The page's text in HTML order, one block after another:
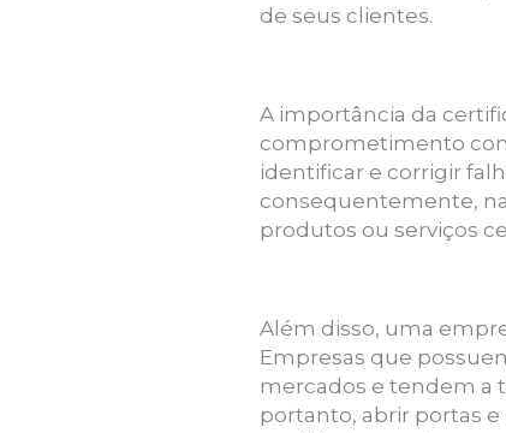
de seus clientes.
A importância da
comprometimento
identificar e corrigir
consequentemente,
produtos ou serviços
Além disso, uma
Empresas que
mercados e tendem a
portanto, abrir portas